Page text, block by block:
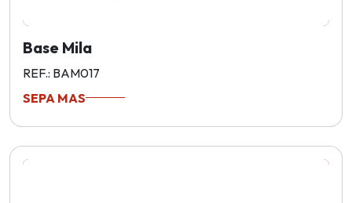
Base Mila
REF.: BAM017
SEPA MAS